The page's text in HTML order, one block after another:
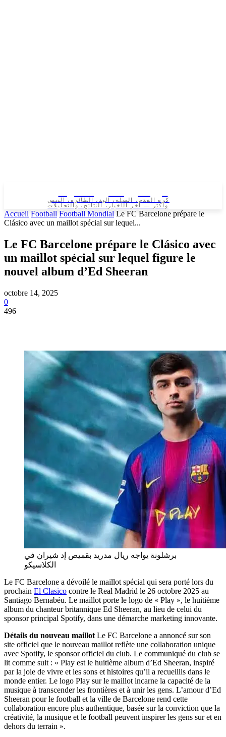
كرة القدم، السلة، اليد، الطائرة، التنس
وأكثر — آخر الأخبار، النتائج، والتحليلات
Accueil Football Football Mondial Le FC Barcelone prépare le
Clásico avec un maillot spécial sur lequel...
Le FC Barcelone prépare le Clásico avec
un maillot spécial sur lequel figure le
nouvel album d’Ed Sheeran
octobre 14, 2025
0
496
برشلونة يواجه ريال مدريد بقميص إد شيران في
الكلاسيكو
Le FC Barcelone a dévoilé le maillot spécial qui sera porté lors du
prochain El Clasico contre le Real Madrid le 26 octobre 2025 au
Santiago Bernabéu. Le maillot porte le logo de « Play », le huitième
album du chanteur britannique Ed Sheeran, au lieu de celui du
sponsor principal Spotify, dans une démarche marketing innovante.
Détails du nouveau maillot Le FC Barcelone a annoncé sur son
site officiel que le nouveau maillot reflète une collaboration unique
avec Spotify, le sponsor officiel du club. Le communiqué du club se
lit comme suit : « Play est le huitième album d’Ed Sheeran, inspiré
par la joie de vivre et les sons et histoires qu’il a recueillis dans le
monde entier. Le logo Play sur le maillot incarne la capacité de la
musique à transcender les frontières et à unir les gens. L’amour d’Ed
Sheeran pour le football et la ville de Barcelone rend cette
collaboration encore plus authentique, basée sur la conviction que la
créativité, la musique et le football peuvent inspirer les gens sur et en
dehors du terrain ».